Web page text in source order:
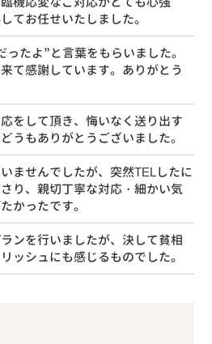
てお任せいたしました。
たよ”と言葉をもらいました。
て感謝しています。ありがとう
をして頂き、悔いなく送り出す
うもありがとうございました。
ませんでしたが、突然TELしたに
り、親切丁寧な対応・細かい気
かったです。
ンを行いましたが、決して貧相
ッシュにも感じるものでした。